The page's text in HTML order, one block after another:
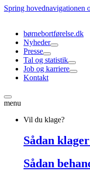
Spring hovednavigationen
børnebortførelse.dk
Nyheder
Presse
Tal og statistik
Job og karriere
Kontakt
menu
Vil du klage?
Sådan
Sådan